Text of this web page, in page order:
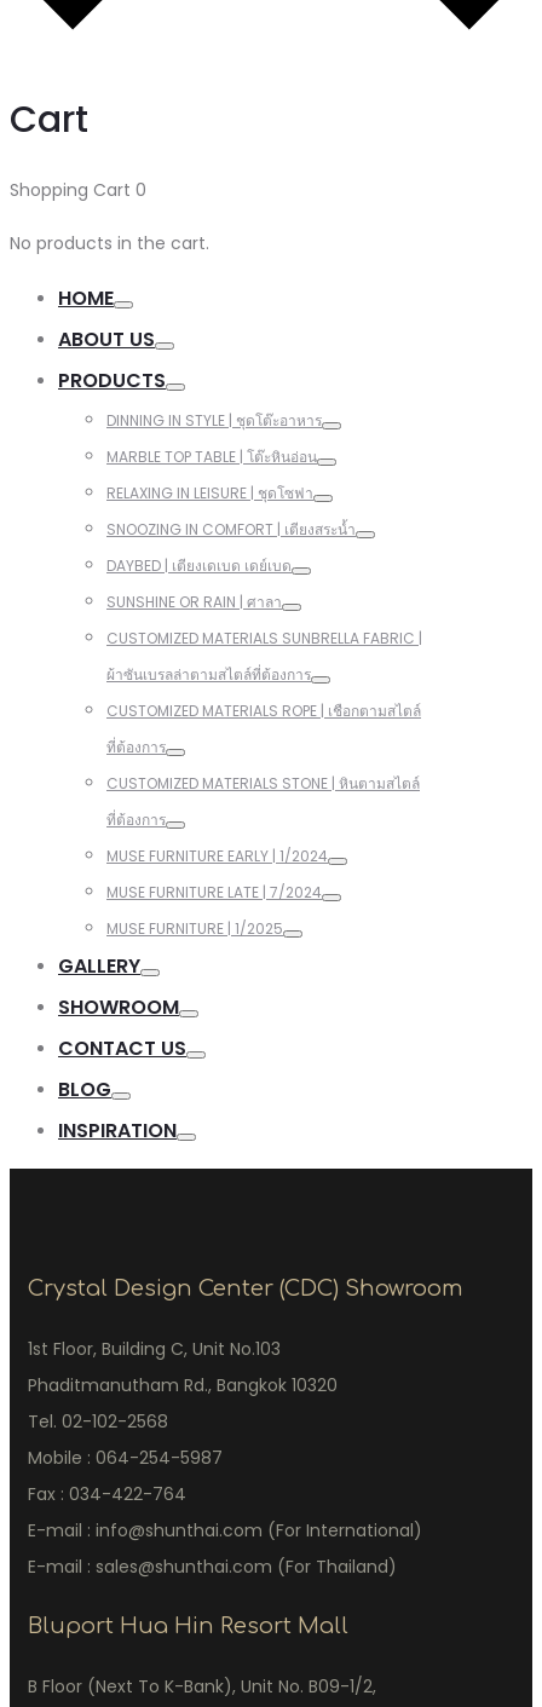
Cart
Shopping Cart 0
No products in the cart.
HOME
ABOUT US
PRODUCTS
DINNING IN STYLE | ชุดโต๊ะอาหาร
MARBLE TOP TABLE | โต๊ะหินอ่อน
RELAXING IN LEISURE | ชุดโซฟา
SNOOZING IN COMFORT | เตียงสระน้ำ
DAYBED | เตียงเดเบด เดย์เบด
SUNSHINE OR RAIN | ศาลา
CUSTOMIZED MATERIALS SUNBRELLA FABRIC |
ผ้าซันเบรลล่าตามสไตล์ที่ต้องการ
CUSTOMIZED MATERIALS ROPE | เชือกตามสไตล์
ที่ต้องการ
CUSTOMIZED MATERIALS STONE | หินตามสไตล์
ที่ต้องการ
MUSE FURNITURE EARLY | 1/2024
MUSE FURNITURE LATE | 7/2024
MUSE FURNITURE | 1/2025
GALLERY
SHOWROOM
CONTACT US
BLOG
INSPIRATION
Crystal Design Center (CDC) Showroom
1st Floor, Building C, Unit No.103
Phaditmanutham Rd., Bangkok 10320
Tel. 02-102-2568
Mobile : 064-254-5987
Fax : 034-422-764
E-mail : info@shunthai.com (For International)
E-mail : sales@shunthai.com (For Thailand)
Bluport Hua Hin Resort Mall
B Floor (Next To K-Bank), Unit No. B09-1/2,